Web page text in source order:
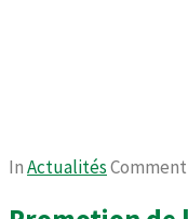
InActualités